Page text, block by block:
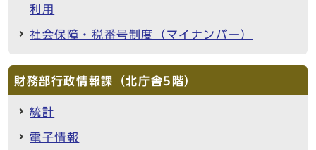
利用
社会保障・税番号制度（マイナンバー）
財務部行政情報課（北庁舎5階）
統計
電子情報